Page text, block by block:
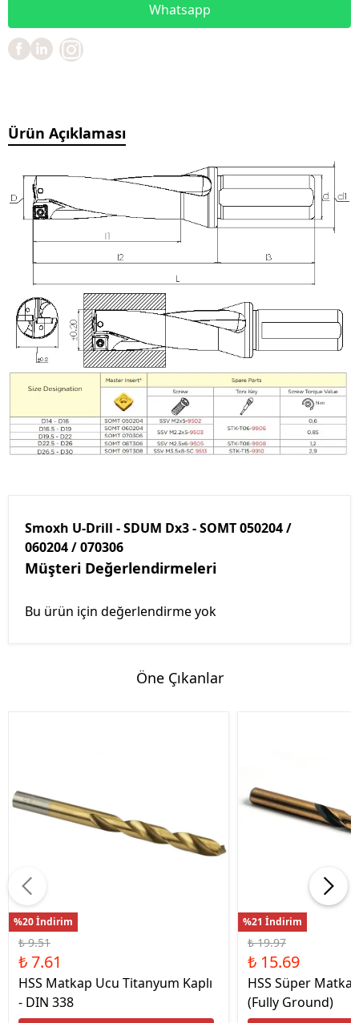
Whatsapp
Ürün Açıklaması
Smoxh U-Drill - SDUM Dx3 - SOMT 050204 /
060204 / 070306
Müşteri Değerlendirmeleri
Bu ürün için değerlendirme yok
Öne Çıkanlar
%20 İndirim
₺ 9.51
₺ 7.61
HSS Matkap Ucu Titanyum Kaplı
- DIN 338
%21 İndirim
₺ 19.97
₺ 15.69
HSS Süper
(Fully Ground)